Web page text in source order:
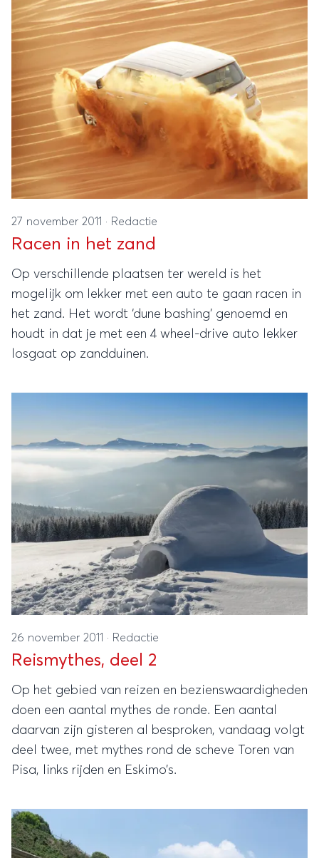
27 november 2011 · Redactie
Racen in het zand
Op verschillende plaatsen ter wereld is het
mogelijk om lekker met een auto te gaan racen in
het zand. Het wordt ‘dune bashing’ genoemd en
houdt in dat je met een 4 wheel-drive auto lekker
losgaat op zandduinen.
26 november 2011 · Redactie
Reismythes, deel 2
Op het gebied van reizen en bezienswaardigheden
doen een aantal mythes de ronde. Een aantal
daarvan zijn gisteren al besproken, vandaag volgt
deel twee, met mythes rond de scheve Toren van
Pisa, links rijden en Eskimo’s.